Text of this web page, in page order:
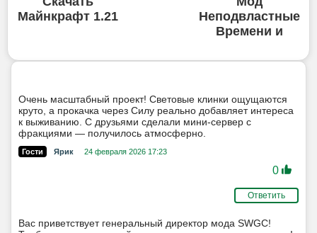
Майнкрафт 1.21
Неподвластные
Времени и
Очень масштабный проект! Световые клинки ощущаются
круто, а прокачка через Силу реально добавляет интереса
к выживанию. С друзьями сделали мини-сервер с
фракциями — получилось атмосферно.
Гости Ярик 24 февраля 2026 17:23
0
Ответить
Вас приветствует генеральный директор мода SWGC!